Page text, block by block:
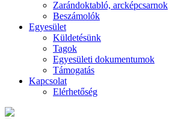
Zarándoktabló, arcképcsarnok
Beszámolók
Egyesület
Küldetésünk
Tagok
Egyesületi dokumentumok
Támogatás
Kapcsolat
Elérhetőség